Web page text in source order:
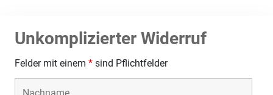
Unkomplizierter Widerruf
Felder mit einem * sind Pflichtfelder